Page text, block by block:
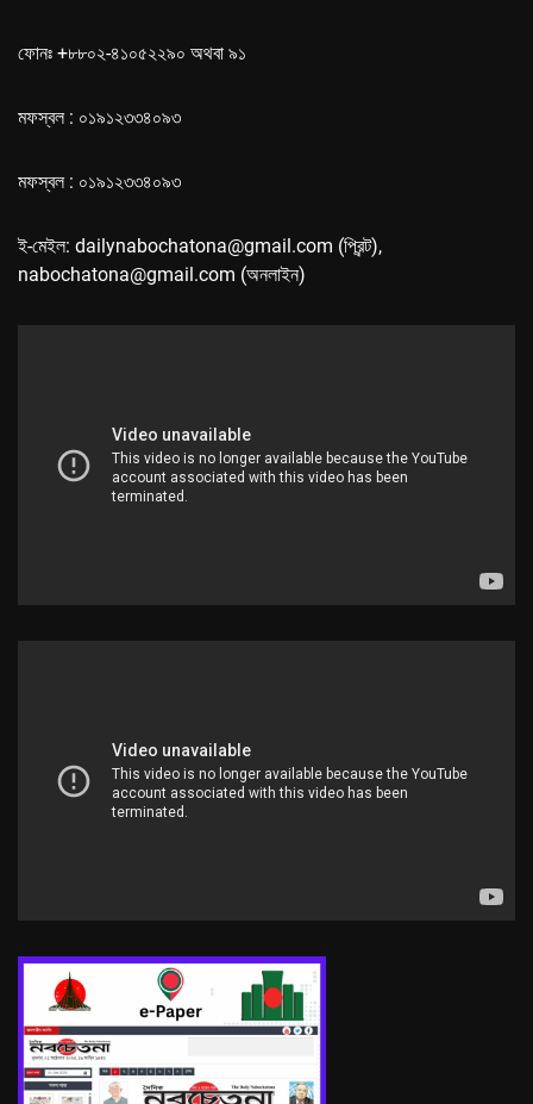
ফোনঃ +৮৮০২-৪১০৫২২৯০ অথবা ৯১
মফস্বল : ০১৯১২৩৩৪০৯৩
মফস্বল : ০১৯১২৩৩৪০৯৩
ই-মেইল: dailynabochatona@gmail.com (প্রিন্ট),
nabochatona@gmail.com (অনলাইন)